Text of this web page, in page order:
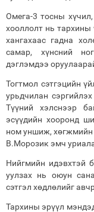
Омега-3 тосны
хооллолт нь тархины
хангахаас гадна
самар, хүнсний
дэглэмдээ
Тогтмол сэтгэцийн
урьдчилан
Түүний хэлснээр
эсүүдийн хооронд
ном уншиж, хөгжмийн
В.Морозик эмч
Нийгмийн идэвхтэй
уулзах нь оюун
сэтгэл хөдлөлийг
Тархины эрүүл